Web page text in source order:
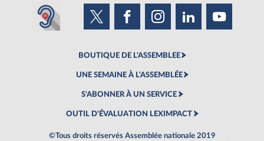
BOUTIQUE DE L'ASSEMBLEE
UNE SEMAINE À L'ASSEMBLÉE
S'ABONNER À UN SERVICE
OUTIL D'ÉVALUATION LEXIMPACT
©Tous droits réservés Assemblée nationale 2019